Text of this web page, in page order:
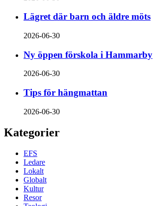
Lägret där barn och äldre möts
2026-06-30
Ny öppen förskola i Hammarby
2026-06-30
Tips för hängmattan
2026-06-30
Kategorier
EFS
Ledare
Lokalt
Globalt
Kultur
Resor